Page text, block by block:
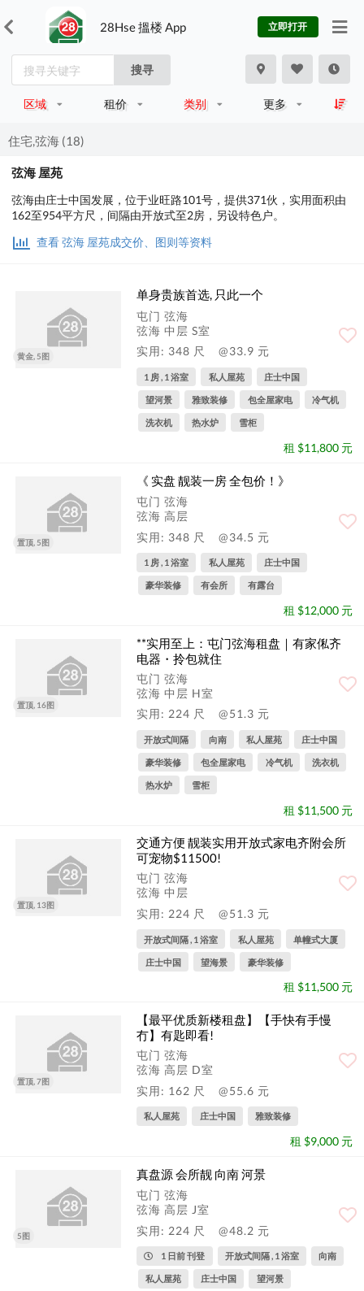
28Hse 搵楼 App 立即打开
搜寻
区域 租价 类别 更多
住宅,弦海 (18)
弦海 屋苑
弦海由庄士中国发展，位于业旺路101号，提供371伙，实用面积由
162至954平方尺，间隔由开放式至2房，另设特色户。
查看 弦海 屋苑成交价、图则等资料
黄金, 5图
单身贵族首选, 只此一个
屯门 弦海
弦海 中层 S室
实用: 348 尺
@33.9 元
1 房 , 1 浴室 私人屋苑 庄士中国
望河景 雅致装修 包全屋家电 冷气机
洗衣机 热水炉 雪柜
租 $11,800 元
置顶, 5图
《 实盘 靓装一房 全包价！》
屯门 弦海
弦海 高层
实用: 348 尺
@34.5 元
1 房 , 1 浴室 私人屋苑 庄士中国
豪华装修 有会所 有露台
租 $12,000 元
置顶, 16图
**实用至上️：屯门弦海租盘｜有家俬️齐
电器️・拎包就住
屯门 弦海
弦海 中层 H室
实用: 224 尺
@51.3 元
开放式间隔 向南 私人屋苑 庄士中国
豪华装修 包全屋家电 冷气机 洗衣机
热水炉 雪柜
租 $11,500 元
置顶, 13图
交通方便 靓装实用开放式家电齐附会所
可宠物$11500!
屯门 弦海
弦海 中层
实用: 224 尺
@51.3 元
开放式间隔 , 1 浴室 私人屋苑 单幢式大厦
庄士中国 望海景 豪华装修
租 $11,500 元
置顶, 7图
【最平优质新楼租盘】【手快有手慢
冇】有匙即看!
屯门 弦海
弦海 高层 D室
实用: 162 尺
@55.6 元
私人屋苑 庄士中国 雅致装修
租 $9,000 元
5图
真盘源 会所靓 向南 河景
屯门 弦海
弦海 高层 J室
实用: 224 尺
@48.2 元
1 日前 刊登 开放式间隔 , 1 浴室 向南
私人屋苑 庄士中国 望河景